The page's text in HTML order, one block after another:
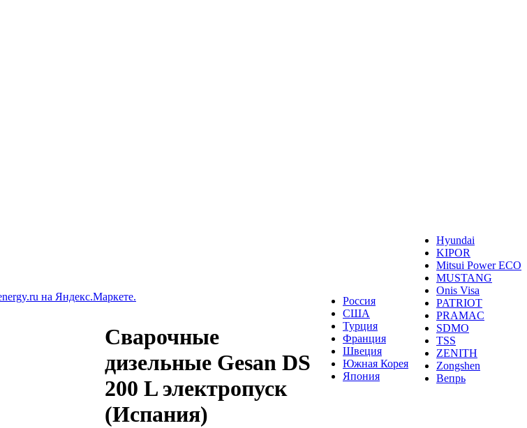
Hyundai
KIPOR
Mitsui Power ECO
MUSTANG
Onis Visa
PATRIOT
PRAMAC
SDMO
TSS
ZENITH
Zongshen
Вепрь
Россия
США
Турция
Франция
Швеция
Южная Корея
Япония
Сварочные
дизельные Gesan DS
200 L электропуск
(Испания)